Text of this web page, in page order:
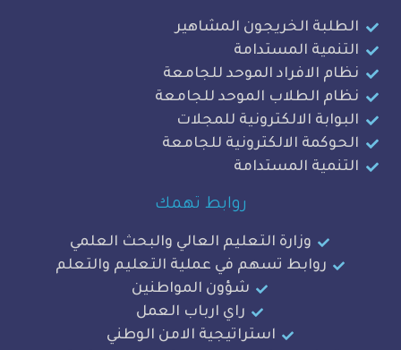
الخريجون المشاهير
المستدامة
الموحد للجامعة
الموحد للجامعة
الالكترونية للمجلات
الالكترونية للجامعة
المستدامة
روابط تهمك
وزارة التعليم العالي والبحث العلمي
تسهم في عملية التعليم والتعلم
شؤون المواطنين
راي ارباب العمل
استراتيجية الامن الوطني